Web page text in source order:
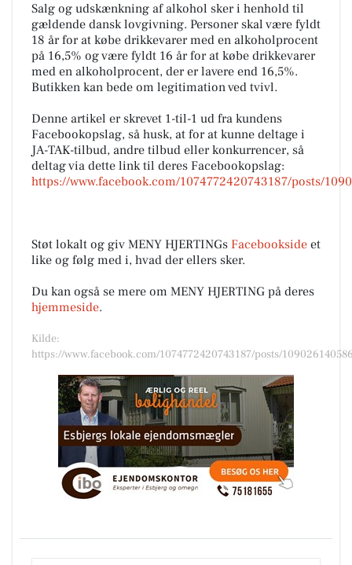
Salg og udskænkning af alkohol sker i henhold til
gældende dansk lovgivning. Personer skal være fyldt
18 år for at købe drikkevarer med en alkoholprocent
på 16,5% og være fyldt 16 år for at købe drikkevarer
med en alkoholprocent, der er lavere end 16,5%.
Butikken kan bede om legitimation ved tvivl.
Denne artikel er skrevet 1-til-1 ud fra kundens
Facebookopslag, så husk, at for at kunne deltage i
JA-TAK-tilbud, andre tilbud eller konkurrencer, så
deltag via dette link til deres Facebookopslag:
https://www.facebook.com/1074772420743187/posts/
Støt lokalt og giv MENY HJERTINGs Facebookside et
like og følg med i, hvad der ellers sker.
Du kan også se mere om MENY HJERTING på deres
hjemmeside.
Kilde:
https://www.facebook.com/1074772420743187/posts/